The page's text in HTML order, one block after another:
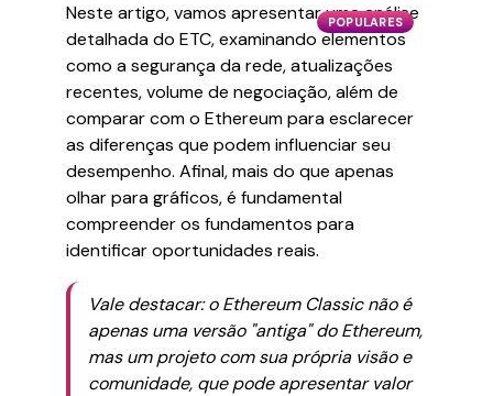
POPULARES
Neste artigo, vamos apresentar uma análise
detalhada do ETC, examinando elementos
como a segurança da rede, atualizações
recentes, volume de negociação, além de
comparar com o Ethereum para esclarecer
as diferenças que podem influenciar seu
desempenho. Afinal, mais do que apenas
olhar para gráficos, é fundamental
compreender os fundamentos para
identificar oportunidades reais.
Vale destacar: o Ethereum Classic não é
apenas uma versão "antiga" do Ethereum,
mas um projeto com sua própria visão e
comunidade, que pode apresentar valor